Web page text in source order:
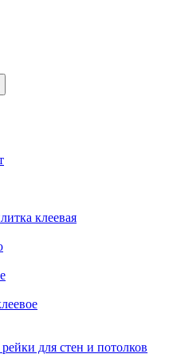
клеевая
для стен и потолков